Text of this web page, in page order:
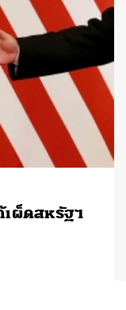
เผ็ดสหรัฐฯ